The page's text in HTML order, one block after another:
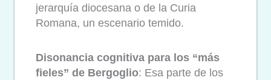
jerarquía diocesana o de la Curia
Romana, un escenario temido.
Disonancia cognitiva para los “más
fieles” de Bergoglio: Esa parte de los